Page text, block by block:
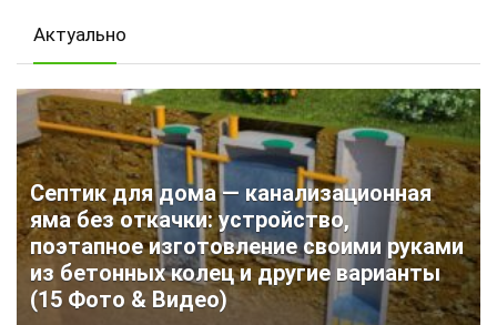
Актуально
Септик для дома — канализационная
яма без откачки: устройство,
поэтапное изготовление своими руками
из бетонных колец и другие варианты
(15 Фото & Видео)